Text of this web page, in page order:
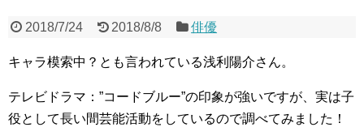
2018/7/24 2018/8/8 俳優
キャラ模索中？とも言われている浅利陽介さん。
テレビドラマ：”コードブルー”の印象が強いですが、実は子
役として長い間芸能活動をしているので調べてみました！